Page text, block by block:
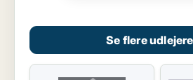
Se flere udlejere